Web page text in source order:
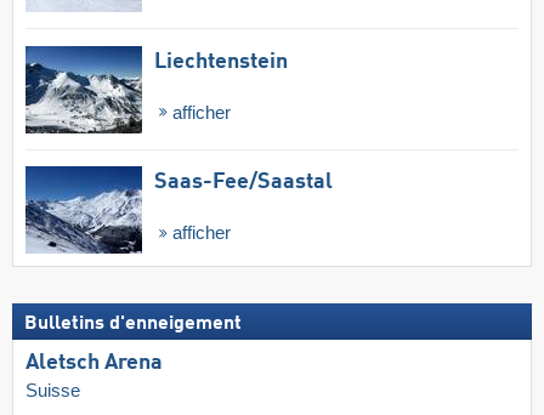
Liechtenstein
afficher
Saas-Fee/​Saastal
afficher
Bulletins d'enneigement
Aletsch Arena
Suisse